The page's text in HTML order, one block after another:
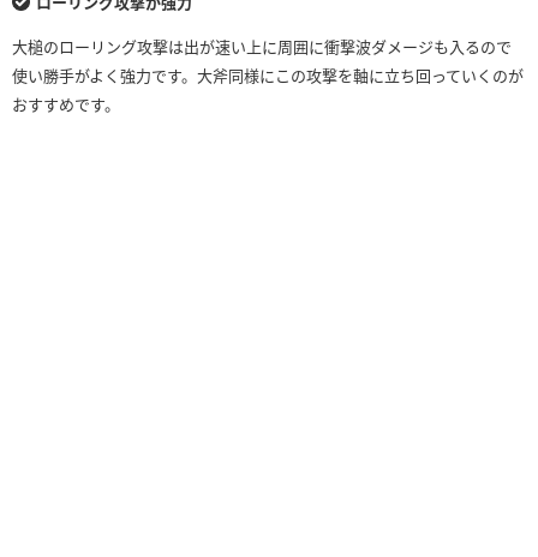
大槌のローリング攻撃は出が速い上に周囲に衝撃波ダメージも入るので
使い勝手がよく強力です。大斧同様にこの攻撃を軸に立ち回っていくのが
おすすめです。